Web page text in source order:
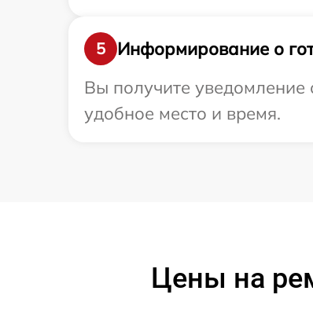
5
Информирование о
Вы получите уведомление
удобное место и время.
Цены на